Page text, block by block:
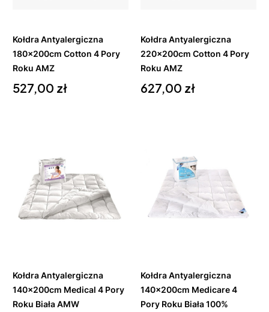
Kołdra Antyalergiczna
180x200cm Cotton 4 Pory
Roku AMZ
Cena
527,00 zł
Kołdra Antyalergiczna
220x200cm Cotton 4 Pory
Roku AMZ
Cena
627,00 zł
Kołdra Antyalergiczna
140x200cm Medical 4 Pory
Roku Biała AMW
Kołdra Antyalergiczna
140x200cm Medicare 4
Pory Roku Biała 100%